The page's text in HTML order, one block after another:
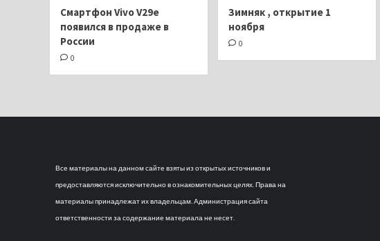
Смартфон Vivo V29e
появился в продаже в
России
0
Зимняк , открытие 1
ноября
0
Все материалы на данном сайте взяты из открытых источников и
предоставляются исключительно в ознакомительных целях. Права на
материалы принадлежат их владельцам. Администрация сайта
ответственности за содержание материала не несет.